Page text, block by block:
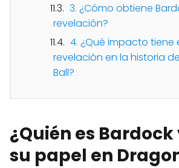
3. ¿Cómo obtiene
revelación?
4. ¿Qué impacto tiene
revelación en la historia
Ball?
¿Quién es
su papel en